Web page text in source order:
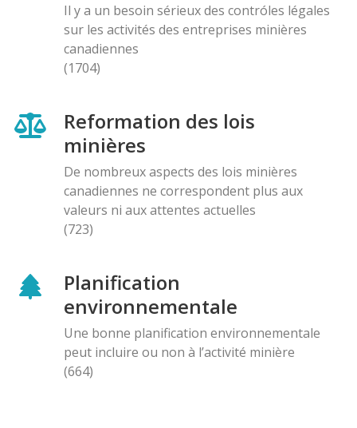
Il y a un besoin sérieux des contróles légales
sur les activités des entreprises minières
canadiennes
(1704)
Reformation des lois
minières
De nombreux aspects des lois minières
canadiennes ne correspondent plus aux
valeurs ni aux attentes actuelles
(723)
Planification
environnementale
Une bonne planification environnementale
peut incluire ou non à l’activité minière
(664)